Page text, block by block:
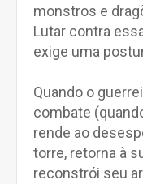
monstros e
Lutar contra
exige uma
Quando o
combate
rende ao
torre, retorna à
reconstrói seu